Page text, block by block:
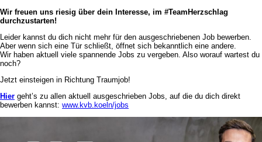
Wir freuen uns riesig über dein Interesse, im #TeamHerzschlag
durchzustarten!
Leider kannst du dich nicht mehr für den ausgeschriebenen Job bewerben.
Aber wenn sich eine Tür schließt, öffnet sich bekanntlich eine andere.
Wir haben aktuell viele spannende Jobs zu vergeben. Also worauf wartest du
noch?
Jetzt einsteigen in Richtung Traumjob!
Hier geht’s zu allen aktuell ausgeschrieben Jobs, auf die du dich direkt
bewerben kannst: www.kvb.koeln/jobs